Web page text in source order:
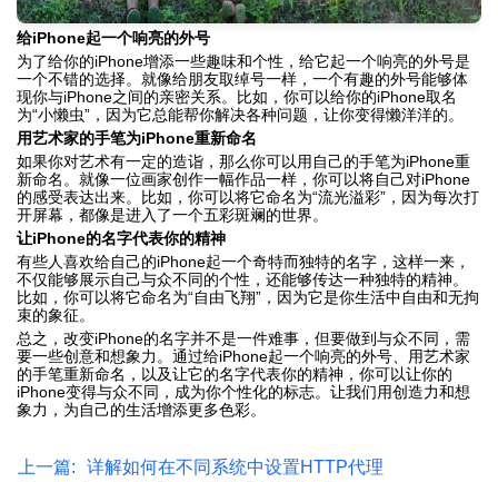
给iPhone起一个响亮的外号
为了给你的iPhone增添一些趣味和个性，给它起一个响亮的外号是
一个不错的选择。就像给朋友取绰号一样，一个有趣的外号能够体
现你与iPhone之间的亲密关系。比如，你可以给你的iPhone取名
为“小懒虫”，因为它总能帮你解决各种问题，让你变得懒洋洋的。
用艺术家的手笔为iPhone重新命名
如果你对艺术有一定的造诣，那么你可以用自己的手笔为iPhone重
新命名。就像一位画家创作一幅作品一样，你可以将自己对iPhone
的感受表达出来。比如，你可以将它命名为“流光溢彩”，因为每次打
开屏幕，都像是进入了一个五彩斑斓的世界。
让iPhone的名字代表你的精神
有些人喜欢给自己的iPhone起一个奇特而独特的名字，这样一来，
不仅能够展示自己与众不同的个性，还能够传达一种独特的精神。
比如，你可以将它命名为“自由飞翔”，因为它是你生活中自由和无拘
束的象征。
总之，改变iPhone的名字并不是一件难事，但要做到与众不同，需
要一些创意和想象力。通过给iPhone起一个响亮的外号、用艺术家
的手笔重新命名，以及让它的名字代表你的精神，你可以让你的
iPhone变得与众不同，成为你个性化的标志。让我们用创造力和想
象力，为自己的生活增添更多色彩。
上一篇:
详解如何在不同系统中设置HTTP代理